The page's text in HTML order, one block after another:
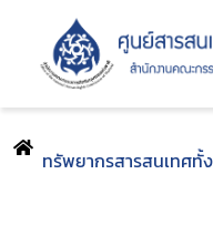
ทรัพยากรสารสนเทศทั้